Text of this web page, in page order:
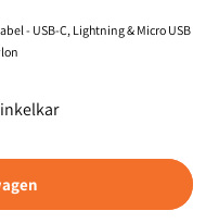
- USB-C, Lightning & Micro USB